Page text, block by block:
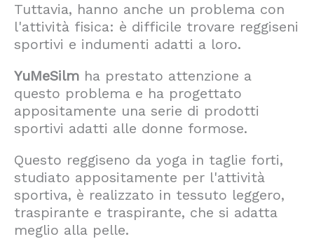
Tuttavia, hanno anche un problema con
l'attività fisica: è difficile trovare reggiseni
sportivi e indumenti adatti a loro.
YuMeSilm ha prestato attenzione a
questo problema e ha progettato
appositamente una serie di prodotti
sportivi adatti alle donne formose.
Questo reggiseno da yoga in taglie forti,
studiato appositamente per l'attività
sportiva, è realizzato in tessuto leggero,
traspirante e traspirante, che si adatta
meglio alla pelle.